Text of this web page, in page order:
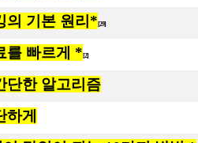
의 기본 원리* [29]
를 빠르게 * [2]
단한 알고리즘
게